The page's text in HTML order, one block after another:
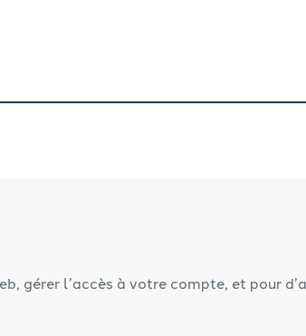
gérer l’accès à votre compte, et pour